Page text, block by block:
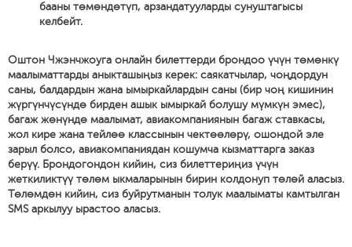
бааны төмөндөтүп, арзандатууларды сунуштагысы
келбейт.
Оштон Чжэнчжоуга онлайн билеттерди брондоо үчүн төмөнкү
маалыматтарды аныкташыңыз керек: саякатчылар, чоңдордун
саны, балдардын жана ымыркайлардын саны (бир чоң кишинин
жүргүнчүсүндө бирден ашык ымыркай болушу мүмкүн эмес),
багаж жөнүндө маалымат, авиакомпаниянын багаж ставкасы,
жол кире жана тейлөө классынын чектөөлөрү, ошондой эле
зарыл болсо, авиакомпаниядан кошумча кызматтарга заказ
берүү. Брондогондон кийин, сиз билеттериңиз үчүн
жеткиликтүү төлөм ыкмаларынын бирин колдонуп төлөй аласыз.
Төлөмдөн кийин, сиз буйрутманын толук маалыматы камтылган
SMS аркылуу ырастоо аласыз.